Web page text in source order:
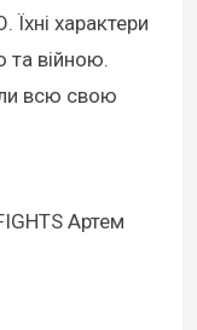
характери
та війною.
всю свою
Артем